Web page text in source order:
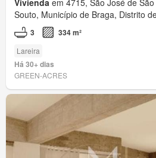
Vivienda em 4715, São José de
Souto, Município de Braga, Distrito
3 334 m²
Lareira
Há 30+ dias
GREEN-ACRES